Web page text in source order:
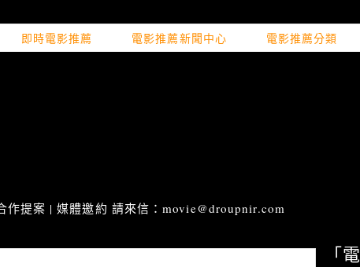
即時電影推薦 電影推薦新聞中心 電影推薦分類
作提案 | 媒體邀約 請來信：movie@droupnir.com
「電